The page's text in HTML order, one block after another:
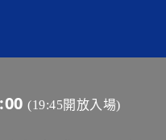
(19:45開放入場)